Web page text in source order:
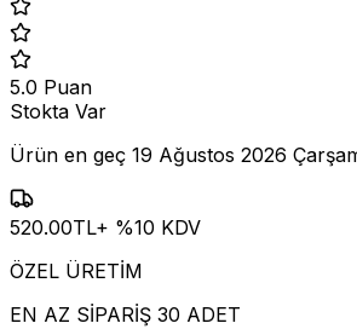
5.0 Puan
Stokta Var
Ürün en geç 19 Ağustos 2026
520.00TL+ %10 KDV
ÖZEL ÜRETİM
EN AZ SİPARİŞ 30 ADET